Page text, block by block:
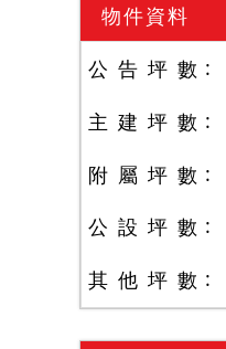
物件資料
公 告 坪 數
主 建 坪 數
附 屬 坪 數
公 設 坪 數
其 他 坪 數